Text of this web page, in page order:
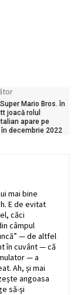
Mario Bros. în
joacă rolul
apare pe
decembrie 2022
mai bine
E de evitat
căci
câmpul
— de altfel
în cuvânt — că
— a
Ah, și mai
angoasa
să-și